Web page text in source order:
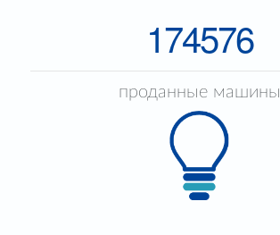
174576
проданные машины